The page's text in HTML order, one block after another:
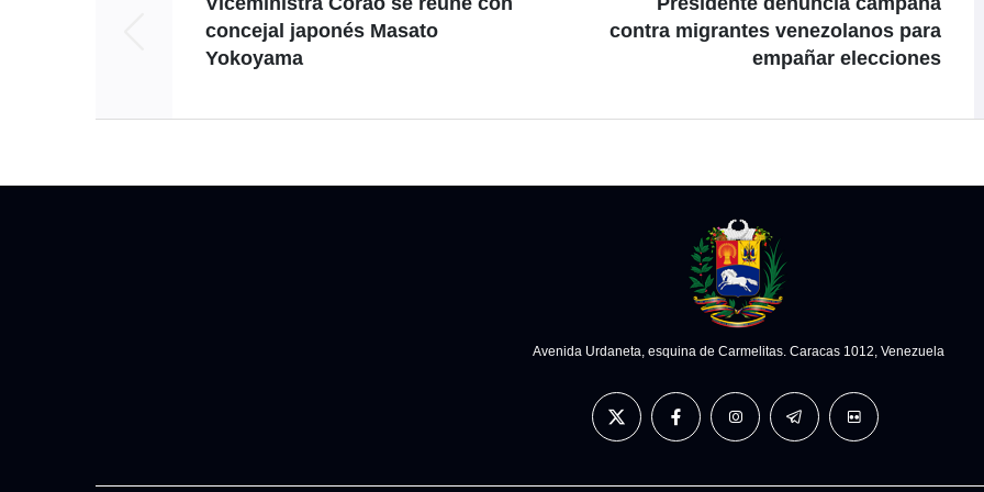
concejal japonés Masato
Yokoyama
contra migrantes venezolanos para
empañar elecciones
Avenida Urdaneta, esquina de Carmelitas. Caracas 1012, Venezuela